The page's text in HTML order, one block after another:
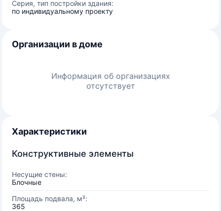
Серия, тип постройки здания:
по индивидуальному проекту
Организации в доме
Информация об организациях
отсутствует
Характеристики
Конструктивные элементы
Несущие стены:
Блочные
Площадь подвала, м²:
365